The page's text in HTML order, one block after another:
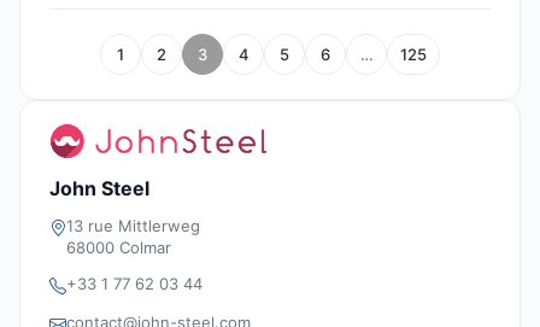
1 2 3 4 5 6 … 125
John Steel
13 rue Mittlerweg
68000 Colmar
+33 1 77 62 03 44
contact@john-steel.com